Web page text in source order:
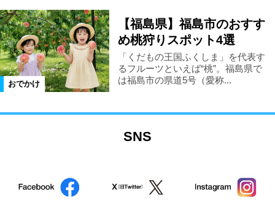
おでかけ
【福島県】福島市のおすす
め桃狩りスポット4選
「くだもの王国ふくしま」を代表す
るフルーツといえば“桃”。福島県で
は福島市の県道5号（愛称...
SNS